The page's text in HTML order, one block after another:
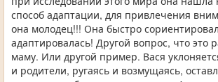
способ адаптации, для привлечения
она молодец!!! Она быстро
адаптировалась! Другой вопрос, что это
маму. Или другой пример. Вася
и родители, ругаясь и возмущаясь,